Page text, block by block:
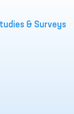
& Surveys